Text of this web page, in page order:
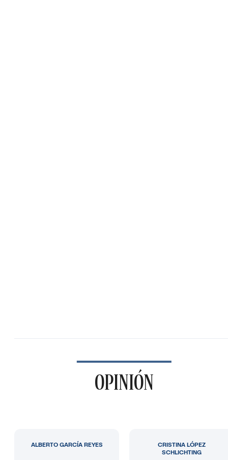
OPINIÓN
ALBERTO GARCÍA REYES
CRISTINA LÓPEZ
SCHLICHTING